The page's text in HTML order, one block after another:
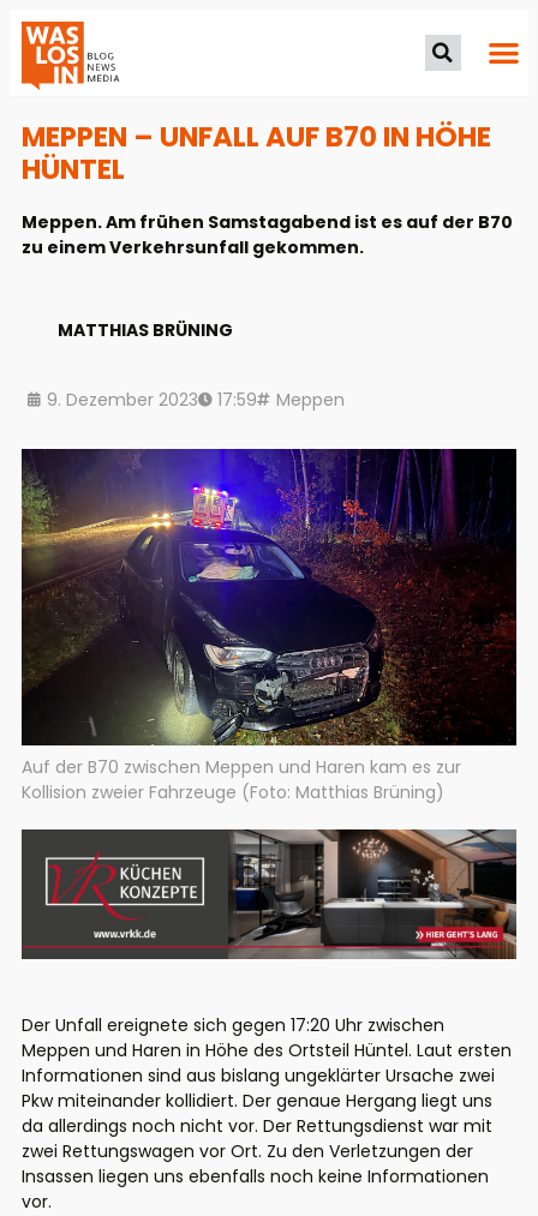
MEPPEN – UNFALL AUF B70 IN HÖHE
HÜNTEL
Meppen. Am frühen Samstagabend ist es auf der B70
zu einem Verkehrsunfall gekommen.
MATTHIAS BRÜNING
9. Dezember 2023 17:59 Meppen
Auf der B70 zwischen Meppen und Haren kam es zur
Kollision zweier Fahrzeuge (Foto: Matthias Brüning)
Der Unfall ereignete sich gegen 17:20 Uhr zwischen
Meppen und Haren in Höhe des Ortsteil Hüntel. Laut ersten
Informationen sind aus bislang ungeklärter Ursache zwei
Pkw miteinander kollidiert. Der genaue Hergang liegt uns
da allerdings noch nicht vor. Der Rettungsdienst war mit
zwei Rettungswagen vor Ort. Zu den Verletzungen der
Insassen liegen uns ebenfalls noch keine Informationen
vor.